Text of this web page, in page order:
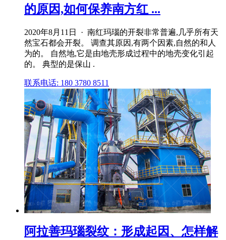
的原因,如何保养南方红 ...
2020年8月11日 · 南红玛瑙的开裂非常普遍,几乎所有天
然宝石都会开裂。 调查其原因,有两个因素,自然的和人
为的。 自然地,它是由地壳形成过程中的地壳变化引起
的。 典型的是保山 .
联系电话: 180 3780 8511
阿拉善玛瑙裂纹：形成起因、怎样解